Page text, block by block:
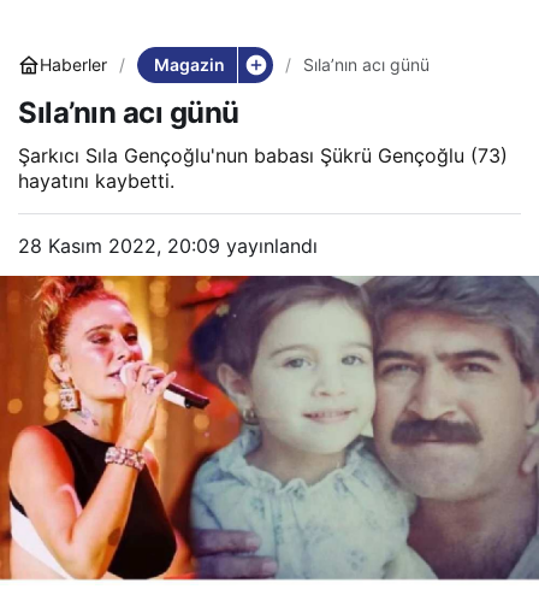
Haberler Magazin Sıla’nın acı günü
Sıla’nın acı günü
Şarkıcı Sıla Gençoğlu'nun babası Şükrü Gençoğlu (73)
hayatını kaybetti.
28 Kasım 2022, 20:09 yayınlandı